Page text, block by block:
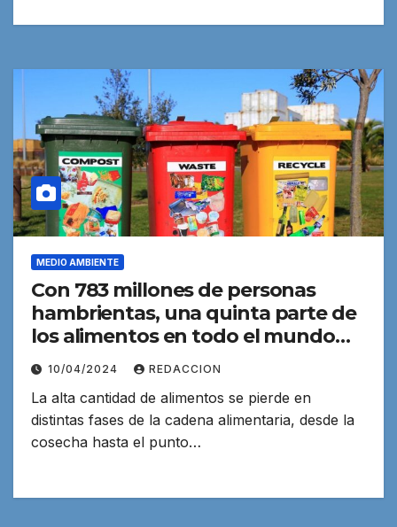
MEDIO AMBIENTE
Con 783 millones de personas
hambrientas, una quinta parte de
los alimentos en todo el mundo
van a la basura
10/04/2024 REDACCION
La alta cantidad de alimentos se pierde en
distintas fases de la cadena alimentaria, desde la
cosecha hasta el punto…